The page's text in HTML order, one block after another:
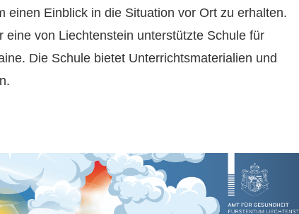
einen Einblick in die Situation vor Ort zu erhalten.
eine von Liechtenstein unterstützte Schule für
Die Schule bietet Unterrichtsmaterialien und